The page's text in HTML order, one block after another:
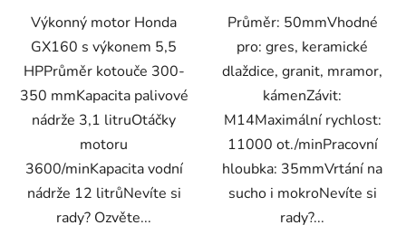
Výkonný motor Honda
GX160 s výkonem 5,5
HPPrůměr kotouče 300-
350 mmKapacita palivové
nádrže 3,1 litruOtáčky
motoru
3600/minKapacita vodní
nádrže 12 litrůNevíte si
rady? Ozvěte...
Průměr: 50mmVhodné
pro: gres, keramické
dlaždice, granit, mramor,
kámenZávit:
M14Maximální rychlost:
11000 ot./minPracovní
hloubka: 35mmVrtání na
sucho i mokroNevíte si
rady?...